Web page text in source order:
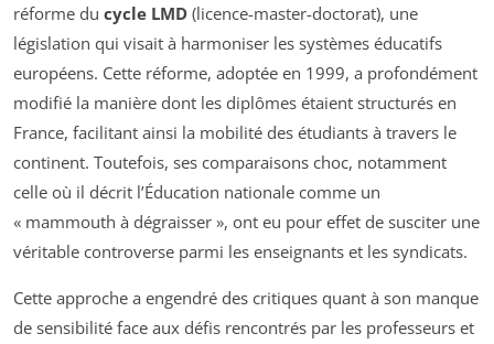
réforme du cycle LMD (licence-master-doctorat), une
législation qui visait à harmoniser les systèmes éducatifs
européens. Cette réforme, adoptée en 1999, a profondément
modifié la manière dont les diplômes étaient structurés en
France, facilitant ainsi la mobilité des étudiants à travers le
continent. Toutefois, ses comparaisons choc, notamment
celle où il décrit l’Éducation nationale comme un
« mammouth à dégraisser », ont eu pour effet de susciter une
véritable controverse parmi les enseignants et les syndicats.
Cette approche a engendré des critiques quant à son manque
de sensibilité face aux défis rencontrés par les professeurs et